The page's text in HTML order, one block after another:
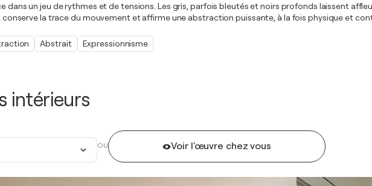
intérieurs
OU Voir l'œuvre chez vous
dans un jeu de rythmes et de tensions. Les gris, parfois bleutés et noirs profonds laissent
la trace du mouvement et affirme une abstraction puissante, à la fois physique et
Abstrait Expressionnisme